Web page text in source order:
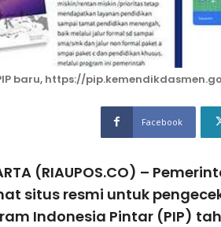
baru, https://
Facebook
(RIAUPOS.CO) –
situs resmi untuk
Indonesia Pintar (PIP)